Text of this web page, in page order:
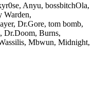
Anyu, bossbitchOla,
Warden,
Dr.Gore, tom bomb,
Dr.Doom, Burns,
Mbwun, Midnight,